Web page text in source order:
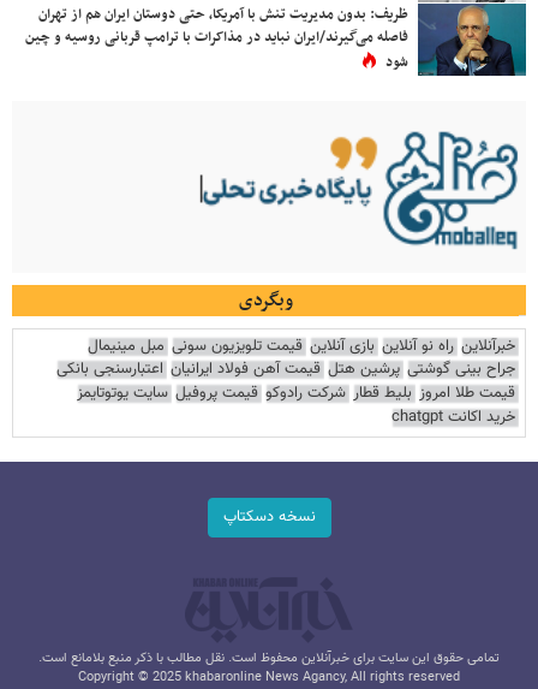
ظریف: بدون مدیریت تنش با آمریکا، حتی دوستان ایران هم از تهران
فاصله می‌گیرند/ایران نباید در مذاکرات با ترامپ قربانی روسیه و چین
شود
وبگردی
خبرآنلاین راه نو آنلاین بازی آنلاین قیمت تلویزیون سونی مبل مینیمال
جراح بینی گوشتی پرشین هتل قیمت آهن فولاد ایرانیان اعتبارسنجی بانکی
قیمت طلا امروز بلیط قطار شرکت رادوکو قیمت پروفیل سایت یوتوتایمز
خرید اکانت chatgpt
نسخه دسکتاپ
تمامی حقوق این سایت برای خبرآنلاین محفوظ است. نقل مطالب با ذکر منبع بلامانع است.
Copyright © 2025 khabaronline News Agancy, All rights reserved